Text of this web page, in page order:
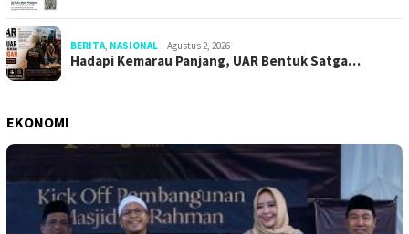
BERITA, NASIONAL Agustus 2, 2026
Hadapi Kemarau Panjang, UAR Bentuk Satga…
EKONOMI